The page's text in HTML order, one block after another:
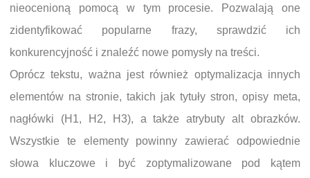
nieocenioną pomocą w tym procesie. Pozwalają one
zidentyfikować popularne frazy, sprawdzić ich
konkurencyjność i znaleźć nowe pomysły na treści.
Oprócz tekstu, ważna jest również optymalizacja innych
elementów na stronie, takich jak tytuły stron, opisy meta,
nagłówki (H1, H2, H3), a także atrybuty alt obrazków.
Wszystkie te elementy powinny zawierać odpowiednie
słowa kluczowe i być zoptymalizowane pod kątem